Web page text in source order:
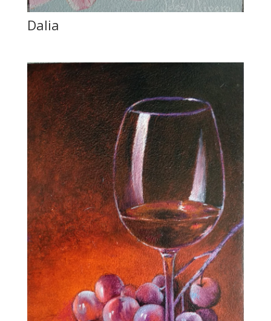
Dalia